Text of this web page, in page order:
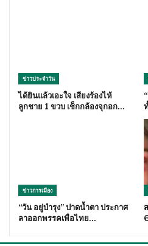
ข่าวประจำวัน
ได้ยินแล้วเอะใจ เสียงร้องไห้
ลูกชาย 1 ขวบ เช็กกล้องจุกอก…
ข่าวการเมือง
“วัน อยู่บำรุง” ปาดน้ำตา ประกาศ
ลาออกพรรคเพื่อไทย…